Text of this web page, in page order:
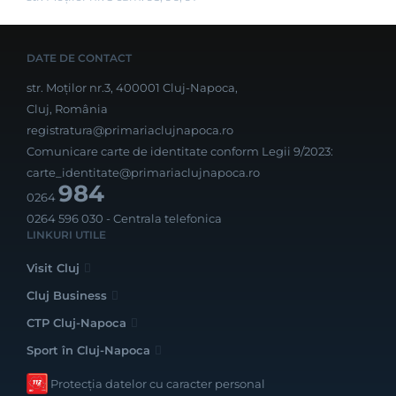
DATE DE CONTACT
str. Moților nr.3, 400001 Cluj-Napoca,
Cluj, România
registratura@primariaclujnapoca.ro
Comunicare carte de identitate conform Legii 9/2023:
carte_identitate@primariaclujnapoca.ro
0264984
0264 596 030 - Centrala telefonica
LINKURI UTILE
Visit Cluj
Cluj Business
CTP Cluj-Napoca
Sport în Cluj-Napoca
Protecția datelor cu caracter personal